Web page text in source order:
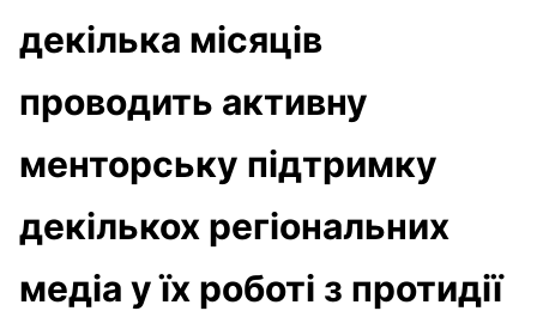
декілька місяців
проводить активну
менторську підтримку
декількох регіональних
медіа у їх роботі з протидії